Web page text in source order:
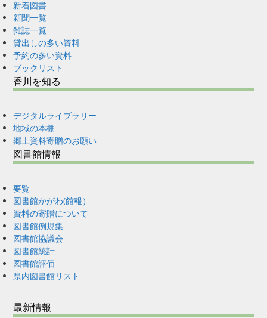
新着図書
新聞一覧
雑誌一覧
貸出しの多い資料
予約の多い資料
ブックリスト
香川を知る
デジタルライブラリー
地域の本棚
郷土資料寄贈のお願い
図書館情報
要覧
図書館かがわ(館報）
資料の寄贈について
図書館例規集
図書館協議会
図書館統計
図書館評価
県内図書館リスト
最新情報